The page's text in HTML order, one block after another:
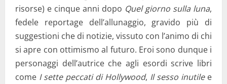
risorse) e cinque anni dopo Quel giorno sulla luna,
fedele reportage dell’allunaggio, gravido più di
suggestioni che di notizie, vissuto con l’animo di chi
si apre con ottimismo al futuro. Eroi sono dunque i
personaggi dell’autrice che agli esordi scrive libri
come I sette peccati di Hollywood, Il sesso inutilee